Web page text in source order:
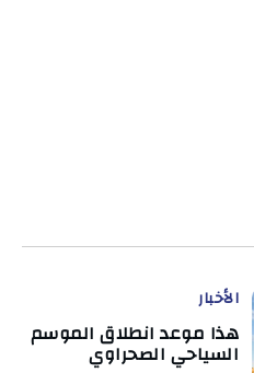
الأخبار
هذا موعد انطلاق الموسم
السياحي الصحراوي